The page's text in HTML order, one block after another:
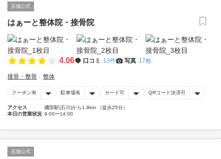
店舗公式
はぁーと整体院・接骨院
4.06 口コミ 13件 写真 17枚
接骨・整骨 整体
クーポン有 駐車場有 カード可 QRコード決済可
アクセス
磯部駅(石川)から1.9km （徒歩25分）
本日の営業状況 9:00〜14:00
店舗公式